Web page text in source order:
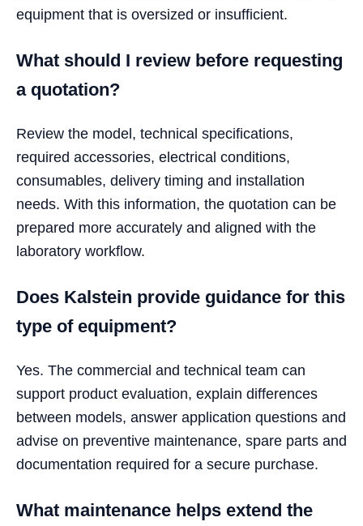
equipment that is oversized or insufficient.
What should I review before requesting
a quotation?
Review the model, technical specifications,
required accessories, electrical conditions,
consumables, delivery timing and installation
needs. With this information, the quotation can be
prepared more accurately and aligned with the
laboratory workflow.
Does Kalstein provide guidance for this
type of equipment?
Yes. The commercial and technical team can
support product evaluation, explain differences
between models, answer application questions and
advise on preventive maintenance, spare parts and
documentation required for a secure purchase.
What maintenance helps extend the